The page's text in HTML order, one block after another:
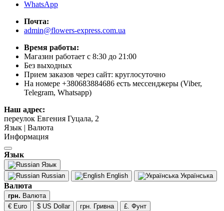
WhatsApp
Почта:
admin@flowers-express.com.ua
Время работы:
Магазин работает с 8:30 до 21:00
Без выходных
Прием заказов через сайт: круглосуточно
На номере +380683884686 есть мессенджеры (Viber,
Telegram, Whatsapp)
Наш адрес:
переулок Евгения Гуцала, 2
Язык | Валюта
Информация
Язык
Язык
Russian
English Українська
Валюта
грн. Валюта
€ Euro
$ US Dollar грн. Гривна £. Фунт